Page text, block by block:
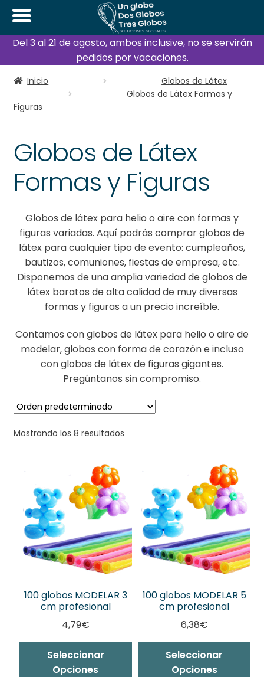
Del 3 al 21 de agosto, ambos inclusive, no se servirán
pedidos por vacaciones.
Inicio
Globos de Látex
Globos de Látex Formas y
Figuras
Globos de Látex
Formas y Figuras
Globos de látex para helio o aire con formas y
figuras variadas. Aquí podrás comprar globos de
látex para cualquier tipo de evento: cumpleaños,
bautizos, comuniones, fiestas de empresa, etc.
Disponemos de una amplia variedad de globos de
látex baratos de alta calidad de muy diversas
formas y figuras a un precio increíble.
Contamos con globos de látex para helio o aire de
modelar, globos con forma de corazón e incluso
con globos de látex de figuras gigantes.
Pregúntanos sin compromiso.
Mostrando los 8 resultados
100 globos MODELAR 3
cm profesional
4,79€
Seleccionar
Opciones
100 globos MODELAR 5
cm profesional
6,38€
Seleccionar
Opciones